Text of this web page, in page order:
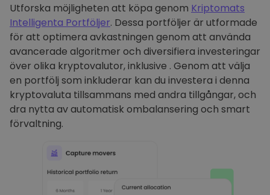
Utforska möjligheten att köpa genom Kriptomats
Intelligenta Portföljer. Dessa portföljer är utformade
för att optimera avkastningen genom att använda
avancerade algoritmer och diversifiera investeringar
över olika kryptovalutor, inklusive . Genom att välja
en portfölj som inkluderar kan du investera i denna
kryptovaluta tillsammans med andra tillgångar, och
dra nytta av automatisk ombalansering och smart
förvaltning.